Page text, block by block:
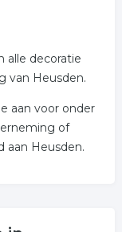
alle decoratie
van Heusden.
aan voor onder
of
aan Heusden.